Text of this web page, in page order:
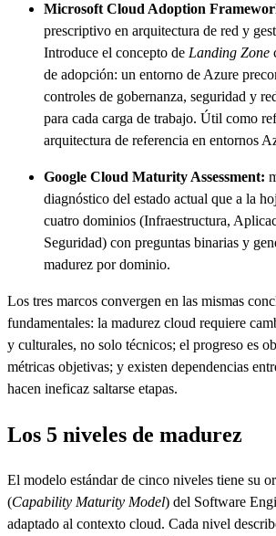
Microsoft Cloud Adoption
prescriptivo en arquitectura de red y
Introduce el concepto de Landing Zone
de adopción: un entorno de Azure
controles de gobernanza, seguridad y
para cada carga de trabajo. Útil como
arquitectura de referencia en entornos
Google Cloud Maturity Assessment:
diagnóstico del estado actual que a la
cuatro dominios (Infraestructura,
Seguridad) con preguntas binarias y
madurez por dominio.
Los tres marcos convergen en las mismas
fundamentales: la madurez cloud requiere
y culturales, no solo técnicos; el progreso es
métricas objetivas; y existen dependencias
hacen ineficaz saltarse etapas.
Los 5 niveles de madurez
El modelo estándar de cinco niveles tiene su
(Capability Maturity Model) del Software
adaptado al contexto cloud. Cada nivel